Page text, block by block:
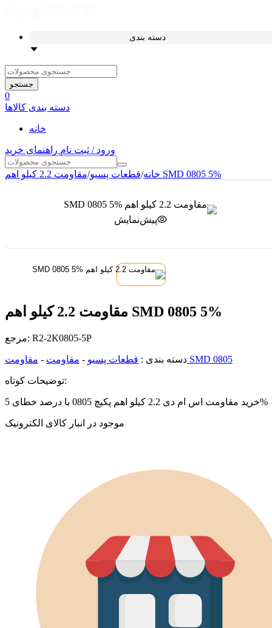
دسته بندی
جستجو
0
دسته بندی کالاها
خانه
ورود / ثبت نام راهنمای خرید
خانه/قطعات پسیو/ مقاومت 2.2 کیلو اهم SMD 0805 5%
پیش‌نمایش
مقاومت 2.2 کیلو اهم SMD 0805 5%
مرجع: R2-2K0805-5P
دسته بندی : قطعات پسیو - مقاومت - مقاومت SMD 0805
توضیحات کوتاه:
خرید مقاومت اس ام دی 2.2 کیلو اهم پکیچ 0805 با درصد خطای 5%
موجود در انبار کالای الکترونیک